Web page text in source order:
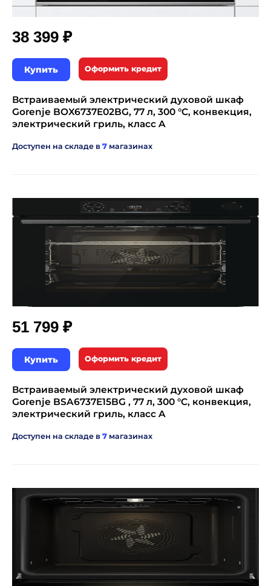
38 399 ₽
Купить Оформить кредит
Встраиваемый электрический духовой шкаф
Gorenje BOX6737E02BG, 77 л, 300 °C, конвекция,
электрический гриль, класс A
Доступен на складе в 7 магазинах
51 799 ₽
Купить Оформить кредит
Встраиваемый электрический духовой шкаф
Gorenje BSA6737E15BG , 77 л, 300 °C, конвекция,
электрический гриль, класс A
Доступен на складе в 7 магазинах